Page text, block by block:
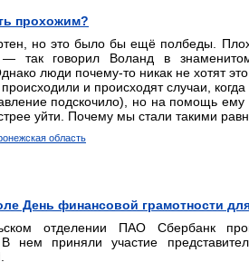
прохожим?
но это было бы ещё полбеды.
так говорил Воланд в
люди почему-то никак не хотят это
и происходят случаи,
подскочило), но на помощь
уйти. Почему мы стали такими
область
День финансовой грамотности
отделении ПАО Сбербанк
В нем приняли участие